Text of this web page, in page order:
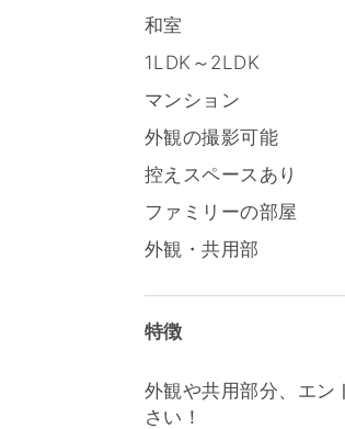
和室
1LDK～2LDK
マンション
外観の撮影可能
控えスペースあり
ファミリーの部屋
外観・共用部
特徴
外観や共用部分、エン
さい！